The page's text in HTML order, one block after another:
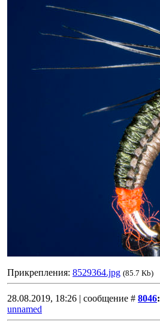
Прикрепления: 8529364.jpg (85.7 Kb)
28.08.2019, 18:26 | сообщение # 8046:
unnamed